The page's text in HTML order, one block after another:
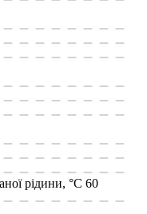
рідини, °C 60